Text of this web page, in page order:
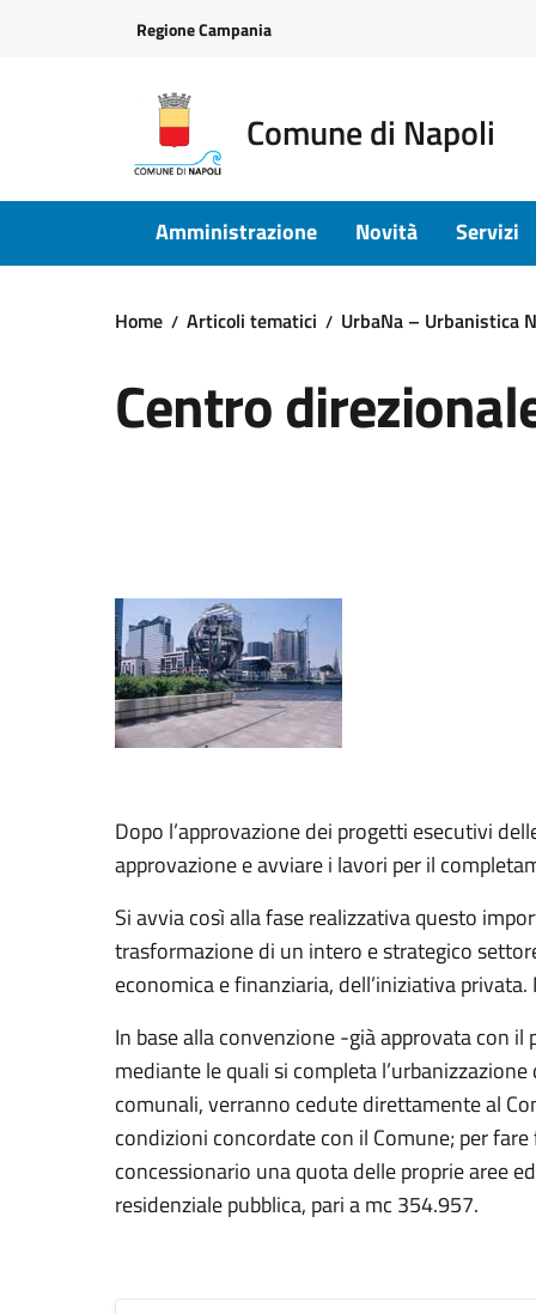
Regione Campania
Comune di Napoli
Amministrazione Novità Servizi
Home Articoli tematici UrbaNa – Urbanistica
Centro
Dopo l’approvazione dei progetti esecutivi
approvazione e avviare i lavori per il
Si avvia così alla fase realizzativa questo
trasformazione di un intero e strategico
economica e finanziaria, dell’iniziativa
In base alla convenzione -già approvata con
mediante le quali si completa
comunali, verranno cedute direttamente al
condizioni concordate con il Comune; per
concessionario una quota delle proprie aree
residenziale pubblica, pari a mc 354.957.